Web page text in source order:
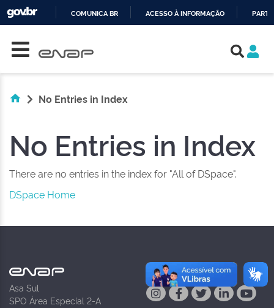
COMUNICA BR ACESSO À INFORMAÇÃO
No Entries in Index
No Entries in Index
There are no entries in the index for "All of DSpace".
DSpace Home
Asa Sul
SPO Área Especial 2-A
NAS REDES